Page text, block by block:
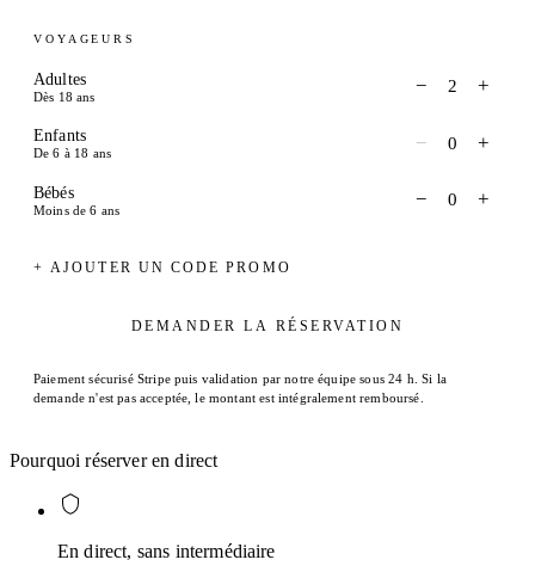
VOYAGEURS
Adultes
Dès 18 ans − 2 +
Enfants
De 6 à 18 ans − 0 +
Bébés
Moins de 6 ans − 0 +
+ AJOUTER UN CODE PROMO
DEMANDER LA RÉSERVATION
Paiement sécurisé Stripe puis validation par notre équipe sous 24 h. Si la
demande n'est pas acceptée, le montant est intégralement remboursé.
Pourquoi réserver en direct
En direct, sans intermédiaire